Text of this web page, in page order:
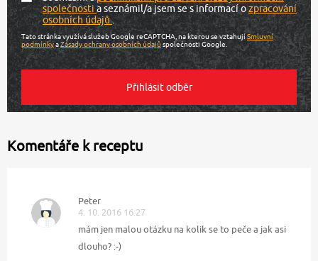
společnostia seznámil/a jsem se s informací ozpracování
osobních údajů.
Tato stránka využívá služeb Google reCAPTCHA, na kterou se vztahujíSmluvní
podmínkyaZásady ochrany osobních údajů společnosti Google.
Komentáře k receptu
Peter
4. 10. 2016 16:27
mám jen malou otázku na kolik se to peče a jak asi
dlouho? :-)